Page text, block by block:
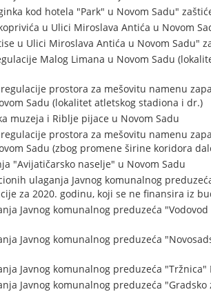
kod hotela "Park" u Novom Sadu"
u Ulici Miroslava Antića u Novom
u Ulici Miroslava Antića u Novom Sadu"
Malog Limana u Novom Sadu
prostora za mešovitu namenu
Sadu (lokalitet atletskog stadiona i dr.)
muzeja i Riblje pijace u Novom Sadu
prostora za mešovitu namenu
Sadu (zbog promene širine koridora
"Avijatičarsko naselje" u Novom Sadu
ulaganja Javnog komunalnog
za 2020. godinu, koji se ne finansira iz
Javnog komunalnog preduzeća
Javnog komunalnog preduzeća
Javnog komunalnog preduzeća "Tržnica"
Javnog komunalnog preduzeća "Gradsko